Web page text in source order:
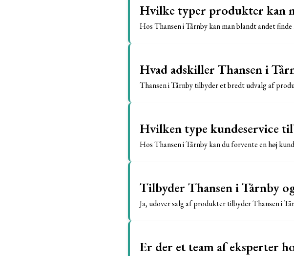
Hvilke typer produkter kan
Hos Thansen i Tårnby kan man blandt andet
Hvad adskiller Thansen i
Thansen i Tårnby tilbyder et bredt udvalg af
Hvilken type kundeservice
Hos Thansen i Tårnby kan du forvente en høj
Tilbyder Thansen i Tårnby
Ja, udover salg af produkter tilbyder Thansen i
Er der et team af eksperter